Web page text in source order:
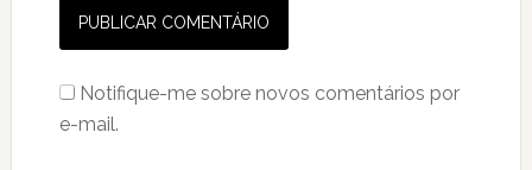
Notifique-me sobre novos comentários por
e-mail.